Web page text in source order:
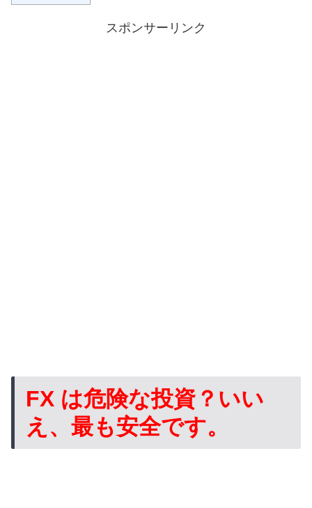
スポンサーリンク
FX は危険な投資？いい
え、最も安全です。